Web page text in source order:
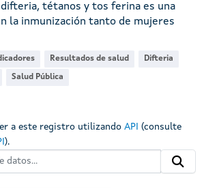
difteria, tétanos y tos ferina es una
la inmunización tanto de mujeres
Resultados de salud Difteria
Salud Pública
a este registro utilizando API (consulte
).